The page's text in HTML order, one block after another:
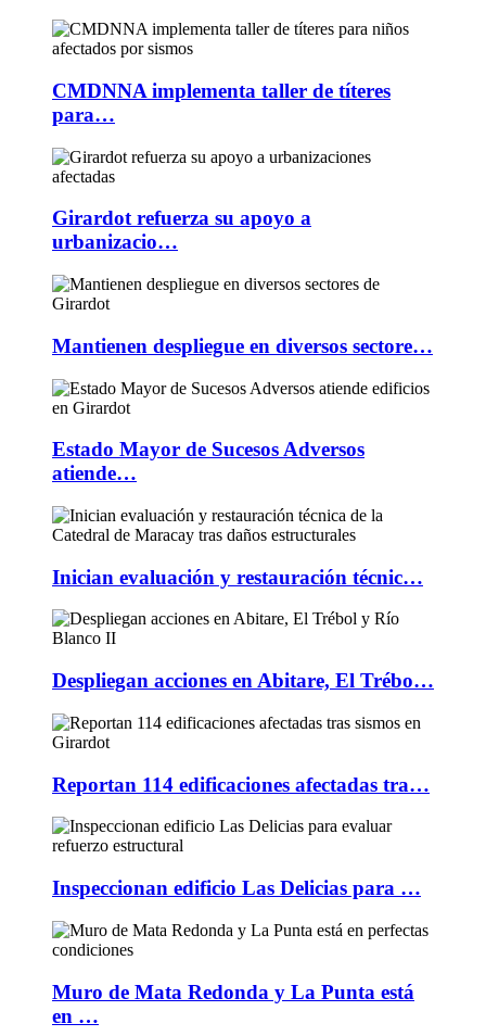
CMDNNA implementa taller de títeres
para…
Girardot refuerza su apoyo a
urbanizacio…
Mantienen despliegue en diversos sectore…
Estado Mayor de Sucesos Adversos
atiende…
Inician evaluación y restauración técnic…
Despliegan acciones en Abitare, El Trébo…
Reportan 114 edificaciones afectadas tra…
Inspeccionan edificio Las Delicias para …
Muro de Mata Redonda y La Punta está
en …